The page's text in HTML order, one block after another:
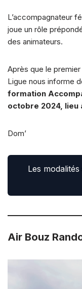
L’accompagnateur
joue un rôle
des animateurs.
Après que le
Ligue nous informe
formation
octobre 2024, lieu
Dom’
Les
Air Bouz